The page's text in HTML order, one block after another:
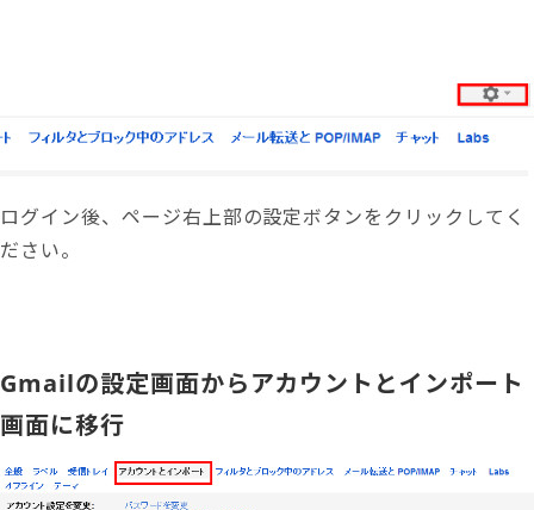
ログイン後、ページ右上部の設定ボタンをクリックしてく
ださい。
Gmailの設定画面からアカウントとインポート
画面に移行